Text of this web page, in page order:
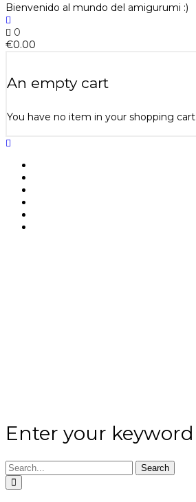
Bienvenido al mundo del amigurumi :)
0
€0.00
An empty cart
You have no item in your shopping cart
Enter your keyword
Search